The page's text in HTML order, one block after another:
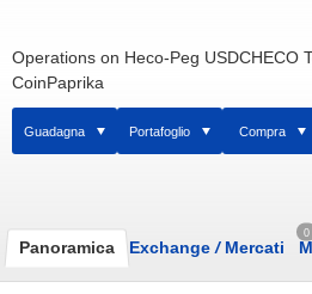
Operations on Heco-Peg USDCHECO
CoinPaprika
Guadagna Portafoglio Compra
Panoramica Exchange /Mercati
0